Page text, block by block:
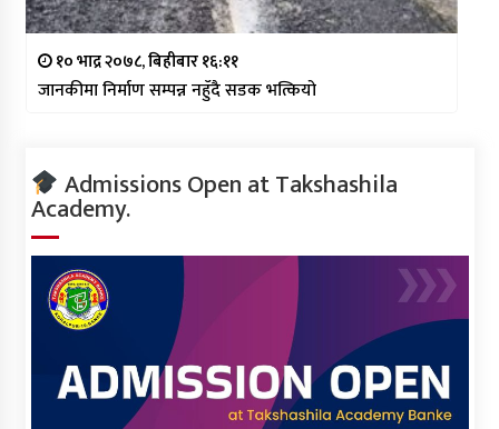
१० भाद्र २०७८, बिहीबार १६:११
जानकीमा निर्माण सम्पन्न नहुँदै सडक भत्कियो
Admissions Open at Takshashila
Academy.